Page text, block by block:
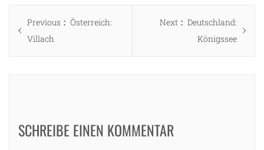
Beitragsnavigation
Previous
Previous
Österreich:
Villach
Next
Next
post:
Deutschland:
Königssee
SCHREIBE EINEN KOMMENTAR